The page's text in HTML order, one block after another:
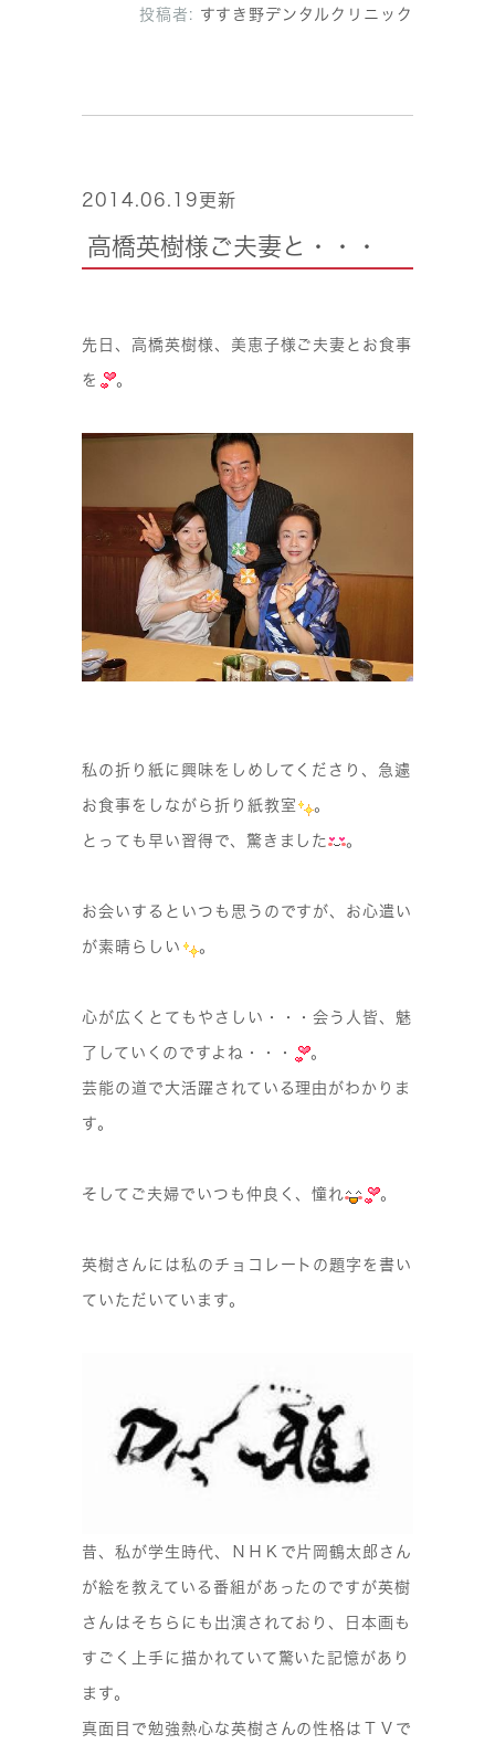
投稿者: すすき野デンタルクリニック
2014.06.19更新
高橋英樹様ご夫妻と・・・
先日、高橋英樹様、美恵子様ご夫妻とお食事
を 。
私の折り紙に興味をしめしてくださり、急遽
お食事をしながら折り紙教室 。
とっても早い習得で、驚きました 。
お会いするといつも思うのですが、お心遣い
が素晴らしい 。
心が広くとてもやさしい・・・会う人皆、魅
了していくのですよね・・・ 。
芸能の道で大活躍されている理由がわかりま
す。
そしてご夫婦でいつも仲良く、憧れ 。
英樹さんには私のチョコレートの題字を書い
ていただいています。
昔、私が学生時代、ＮＨＫで片岡鶴太郎さん
が絵を教えている番組があったのですが英樹
さんはそちらにも出演されており、日本画も
すごく上手に描かれていて驚いた記憶があり
ます。
真面目で勉強熱心な英樹さんの性格はＴＶで